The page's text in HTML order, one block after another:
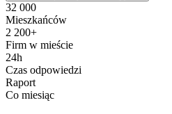
32 000
Mieszkańców
2 200+
Firm w mieście
24h
Czas odpowiedzi
Raport
Co miesiąc